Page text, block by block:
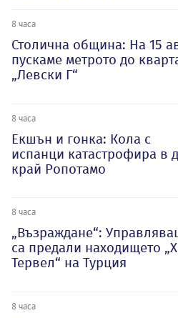
8 часа
Столична община: На 15
пускаме метрото до
„Левски Г“
8 часа
Екшън и гонка: Кола с
испанци катастрофира в
край Ропотамо
8 часа
„Възраждане“:
са предали находището
Тервел“ на Турция
8 часа